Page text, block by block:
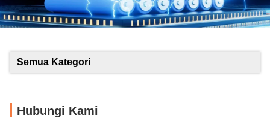
Semua Kategori
Hubungi Kami